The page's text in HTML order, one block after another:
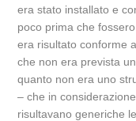
era stato installato e
poco prima che
era risultato conforme
che non era prevista
quanto non era uno
– che in
risultavano generiche